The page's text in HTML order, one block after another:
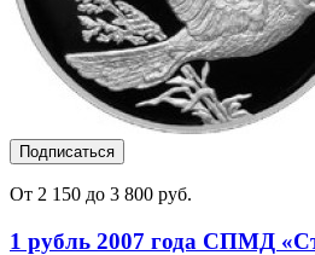
Подписаться
От 2 150 до 3 800 руб.
1 рубль 2007 года СПМД